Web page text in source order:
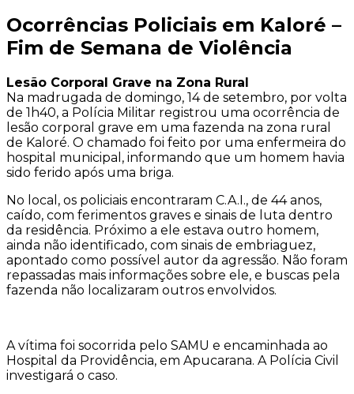
Ocorrências Policiais em Kaloré –
Fim de Semana de Violência
Lesão Corporal Grave na Zona Rural
Na madrugada de domingo, 14 de setembro, por volta
de 1h40, a Polícia Militar registrou uma ocorrência de
lesão corporal grave em uma fazenda na zona rural
de Kaloré. O chamado foi feito por uma enfermeira do
hospital municipal, informando que um homem havia
sido ferido após uma briga.
No local, os policiais encontraram C.A.I., de 44 anos,
caído, com ferimentos graves e sinais de luta dentro
da residência. Próximo a ele estava outro homem,
ainda não identificado, com sinais de embriaguez,
apontado como possível autor da agressão. Não foram
repassadas mais informações sobre ele, e buscas pela
fazenda não localizaram outros envolvidos.
A vítima foi socorrida pelo SAMU e encaminhada ao
Hospital da Providência, em Apucarana. A Polícia Civil
investigará o caso.